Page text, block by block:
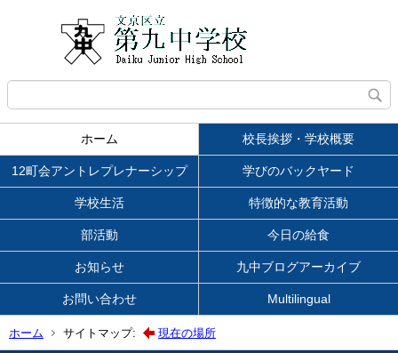
ホーム 校長挨拶・学校概要
12町会アントレプレナーシップ 学びのバックヤード
学校生活 特徴的な教育活動
部活動 今日の給食
お知らせ 九中ブログアーカイブ
お問い合わせ Multilingual
ホーム サイトマップ: 現在の場所